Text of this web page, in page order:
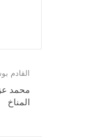
القادم
محمد
المناخ